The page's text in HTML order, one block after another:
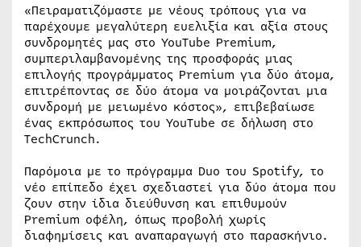
«Πειραματιζόμαστε με νέους τρόπους για να
παρέχουμε μεγαλύτερη ευελιξία και αξία στους
συνδρομητές μας στο YouTube Premium,
συμπεριλαμβανομένης της προσφοράς μιας
επιλογής προγράμματος Premium για δύο άτομα,
επιτρέποντας σε δύο άτομα να μοιράζονται μια
συνδρομή με μειωμένο κόστος», επιβεβαίωσε
ένας εκπρόσωπος του YouTube σε δήλωση στο
TechCrunch.
Παρόμοια με το πρόγραμμα Duo του Spotify, το
νέο επίπεδο έχει σχεδιαστεί για δύο άτομα που
ζουν στην ίδια διεύθυνση και επιθυμούν
Premium οφέλη, όπως προβολή χωρίς
διαφημίσεις και αναπαραγωγή στο παρασκήνιο.